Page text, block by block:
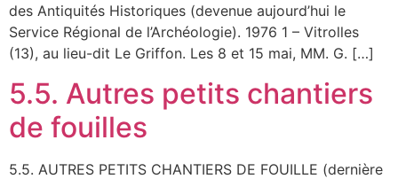
des Antiquités Historiques (devenue aujourd’hui le
Service Régional de l’Archéologie). 1976 1 – Vitrolles
(13), au lieu-dit Le Griffon. Les 8 et 15 mai, MM. G. […]
5.5. Autres petits chantiers
de fouilles
5.5. AUTRES PETITS CHANTIERS DE FOUILLE (dernière